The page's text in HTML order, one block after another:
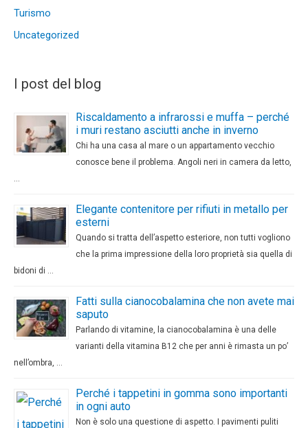
Turismo
Uncategorized
I post del blog
Riscaldamento a infrarossi e muffa – perché
i muri restano asciutti anche in inverno
Chi ha una casa al mare o un appartamento vecchio
conosce bene il problema. Angoli neri in camera da letto,
…
Elegante contenitore per rifiuti in metallo per
esterni
Quando si tratta dell’aspetto esteriore, non tutti vogliono
che la prima impressione della loro proprietà sia quella di
bidoni di …
Fatti sulla cianocobalamina che non avete mai
saputo
Parlando di vitamine, la cianocobalamina è una delle
varianti della vitamina B12 che per anni è rimasta un po’
nell’ombra, …
Perché i tappetini in gomma sono importanti
in ogni auto
Non è solo una questione di aspetto. I pavimenti puliti